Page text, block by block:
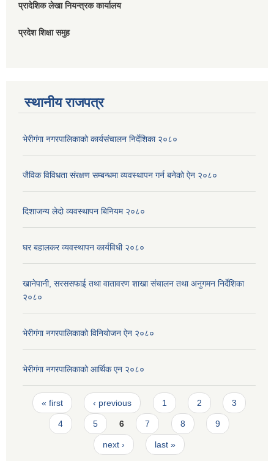
प्रादेशिक लेखा नियन्त्रक कार्यालय
प्रदेश शिक्षा समुह
स्थानीय राजपत्र
भेरीगंगा नगरपालिकाको कार्यसंचालन निर्देशिका २०८०
जैविक विविधता संरक्षण सम्बन्धमा व्यवस्थापन गर्न बनेको ऐन २०८०
दिशाजन्य लेदो व्यवस्थापन बिनियम २०८०
घर बहालकर व्यवस्थापन कार्यविधी २०८०
खानेपानी, सरससफाई तथा वातावरण शाखा संचालन तथा अनुगमन निर्देशिका
२०८०
भेरीगंगा नगरपालिकाको विनियोजन ऐन २०८०
भेरीगंगा नगरपालिकाको आर्थिक एन २०८०
Pages
« first ‹ previous 1 2 3
4 5 6 7 8 9
next › last »